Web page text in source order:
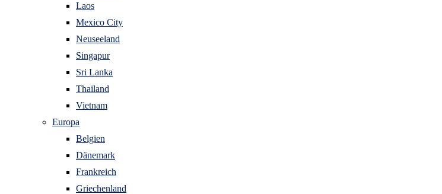
Laos
Mexico City
Neuseeland
Singapur
Sri Lanka
Thailand
Vietnam
Europa
Belgien
Dänemark
Frankreich
Griechenland